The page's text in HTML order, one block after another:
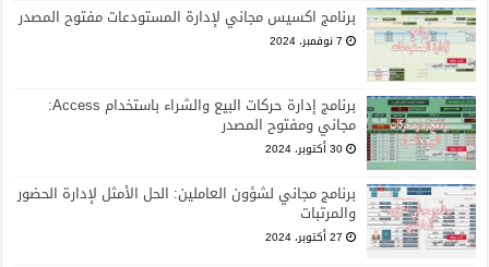
برنامج اكسيس مجاني لإدارة المستودعات مفتوح المصدر
7 نوفمبر، 2024
برنامج إدارة حركات البيع والشراء باستخدام Access:
مجاني ومفتوح المصدر
30 أكتوبر، 2024
برنامج مجاني لشؤون العاملين: الحل الأمثل لإدارة الحضور
والمرتبات
27 أكتوبر، 2024